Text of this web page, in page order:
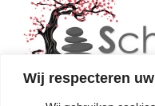
Wij respecteren